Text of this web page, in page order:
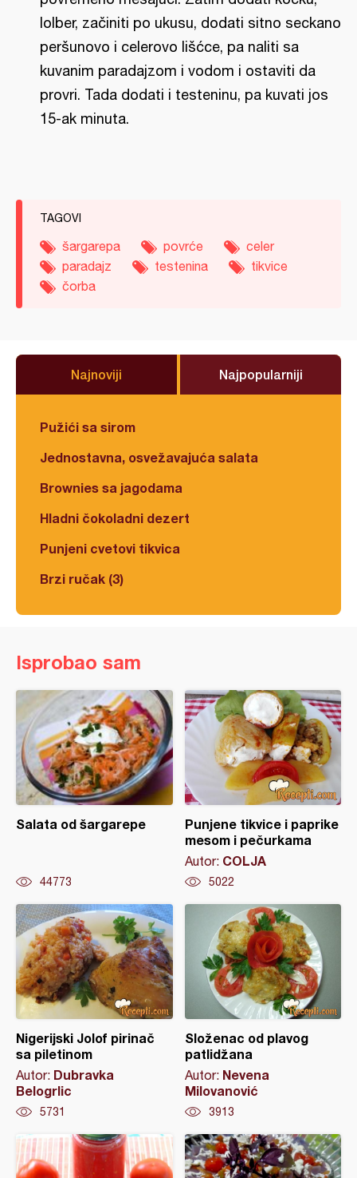
lolber, začiniti po ukusu, dodati sitno seckano
peršunovo i celerovo lišćce, pa naliti sa
kuvanim paradajzom i vodom i ostaviti da
provri. Tada dodati i testeninu, pa kuvati jos
15-ak minuta.
TAGOVI
šargarepa povrće
celer
paradajz
testenina
tikvice
čorba
Najnoviji Najpopularniji
Pužići sa sirom
Jednostavna, osvežavajuća salata
Brownies sa jagodama
Hladni čokoladni dezert
Punjeni cvetovi tikvica
Brzi ručak (3)
Isprobao sam
Salata od šargarepe
44773
Punjene tikvice i paprike
mesom i pečurkama
Autor: COLJA
5022
Nigerijski Jolof pirinač
sa piletinom
Autor: Dubravka
Belogrlic
5731
Složenac od plavog
patlidžana
Autor: Nevena
Milovanović
3913